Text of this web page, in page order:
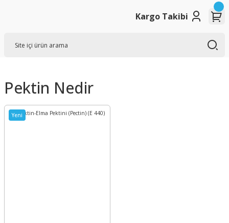
Kargo Takibi
Pektin Nedir
Yeni